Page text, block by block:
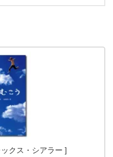
クス・シアラー ]